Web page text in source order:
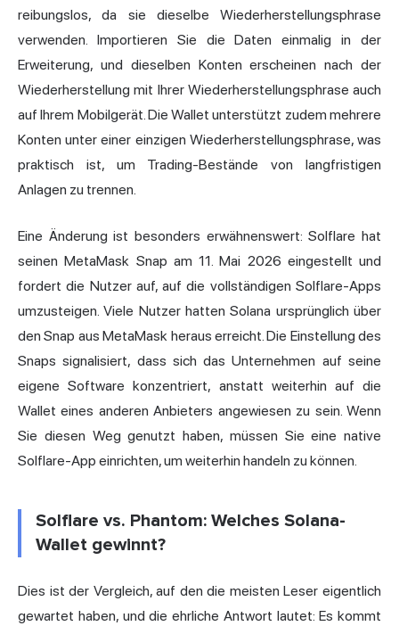
reibungslos, da sie dieselbe Wiederherstellungsphrase
verwenden. Importieren Sie die Daten einmalig in der
Erweiterung, und dieselben Konten erscheinen nach der
Wiederherstellung mit Ihrer Wiederherstellungsphrase auch
auf Ihrem Mobilgerät. Die Wallet unterstützt zudem mehrere
Konten unter einer einzigen Wiederherstellungsphrase, was
praktisch ist, um Trading-Bestände von langfristigen
Anlagen zu trennen.
Eine Änderung ist besonders erwähnenswert: Solflare hat
seinen MetaMask Snap am 11. Mai 2026 eingestellt und
fordert die Nutzer auf, auf die vollständigen Solflare-Apps
umzusteigen. Viele Nutzer hatten Solana ursprünglich über
den Snap aus MetaMask heraus erreicht. Die Einstellung des
Snaps signalisiert, dass sich das Unternehmen auf seine
eigene Software konzentriert, anstatt weiterhin auf die
Wallet eines anderen Anbieters angewiesen zu sein. Wenn
Sie diesen Weg genutzt haben, müssen Sie eine native
Solflare-App einrichten, um weiterhin handeln zu können.
Solflare vs. Phantom: Welches Solana-
Wallet gewinnt?
Dies ist der Vergleich, auf den die meisten Leser eigentlich
gewartet haben, und die ehrliche Antwort lautet: Es kommt